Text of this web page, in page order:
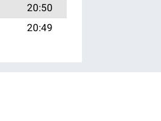
20:50
20:49